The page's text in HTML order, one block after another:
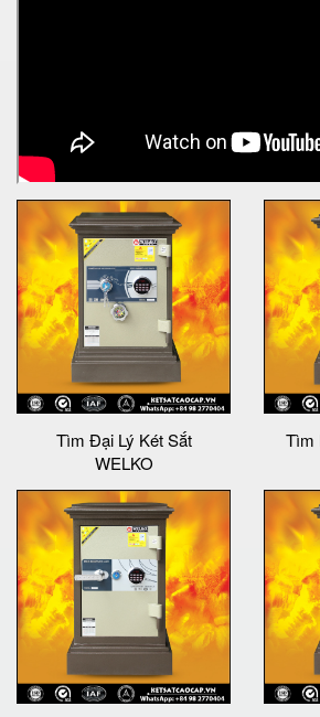
Tìm Đại Lý Két Sắt
WELKO
Tìm